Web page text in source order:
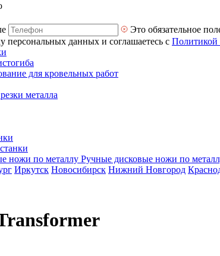
Это обязательное
персональных данных и соглашаетесь с Политикой
для кровельных работ
металла
Ручные дисковые ножи по
Иркутск Новосибирск Нижний Новгород